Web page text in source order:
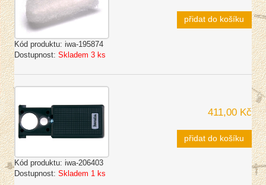
Kód produktu: iwa-195874
Dostupnost: Skladem 3 ks
přidat do košíku
Kód produktu: iwa-206403
Dostupnost: Skladem 1 ks
411,00 Kč
přidat do košíku